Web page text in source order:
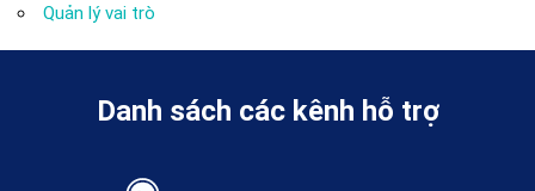
Quản lý vai trò
Danh sách các kênh hỗ trợ